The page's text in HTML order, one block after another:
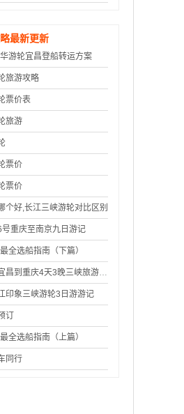
最新更新
游轮宜昌登船转运方案
旅游攻略
票价表
旅游
票价
票价
个好,长江三峡游轮对比区别
重庆至南京九日游记
全选船指南（下篇）
长江印象游轮宜昌到重庆4天3晚三峡旅游游记
印象三峡游轮3日游游记
订
全选船指南（上篇）
同行